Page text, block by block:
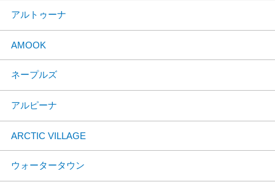
アルトゥーナ
AMOOK
ネープルズ
アルピーナ
ARCTIC VILLAGE
ウォータータウン